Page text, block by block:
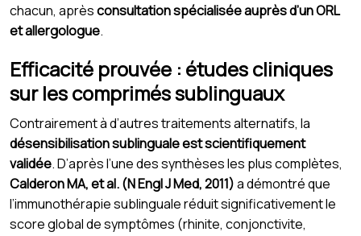
chacun, aprèsconsultation spécialisée auprès d’un ORL
et allergologue.
Efficacité prouvée : études cliniques
sur les comprimés sublinguaux
Contrairement à d’autres traitements alternatifs, la
désensibilisation sublinguale est scientifiquement
validée. D’après l’une des synthèses les plus complètes,
Calderon MA, et al. (N Engl J Med, 2011)a démontré que
l’immunothérapie sublinguale réduit significativement le
score global de symptômes (rhinite, conjonctivite,